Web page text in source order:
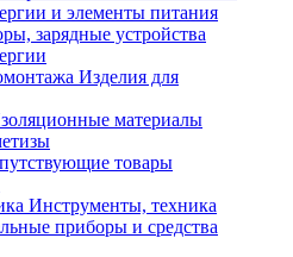
и элементы питания
зарядные устройства
Изделия для
материалы
товары
Инструменты, техника
приборы и средства